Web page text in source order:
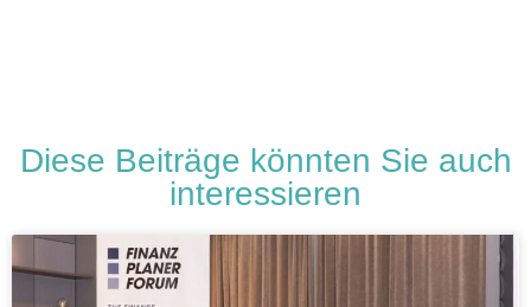
Diese Beiträge könnten Sie auch
interessieren